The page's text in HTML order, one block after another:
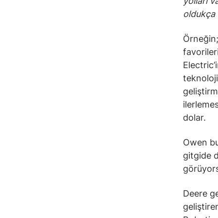
oldukça
dolar.
Owen
gitgide
Deere